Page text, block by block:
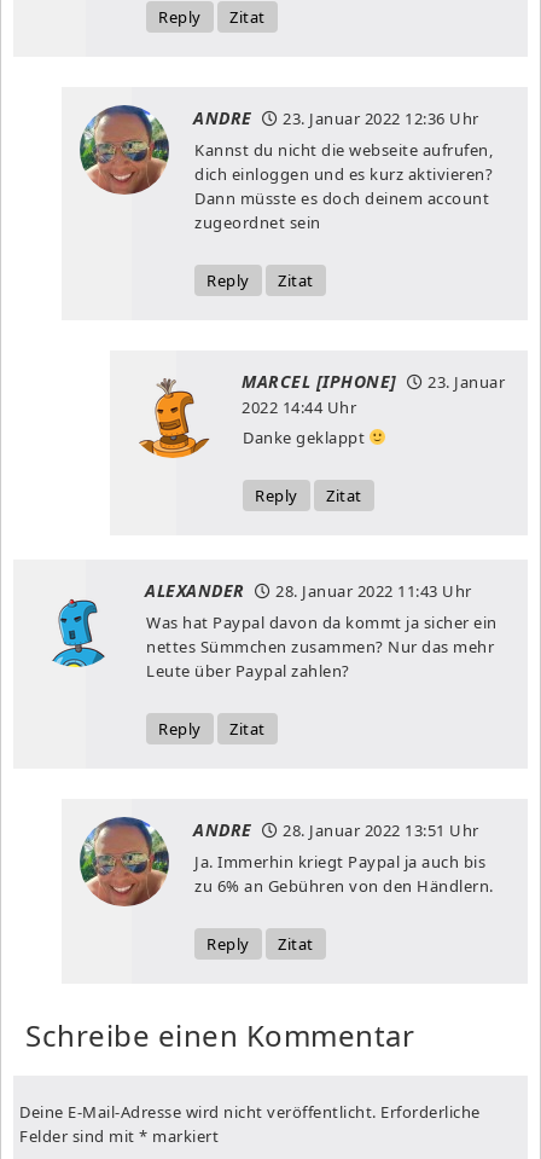
Reply Zitat
ANDRE 23. Januar 2022 12:36 Uhr
Kannst du nicht die webseite aufrufen,
dich einloggen und es kurz aktivieren?
Dann müsste es doch deinem account
zugeordnet sein
Reply Zitat
MARCEL [IPHONE]
23. Januar
2022 14:44 Uhr
Danke geklappt
Reply Zitat
ALEXANDER 28. Januar 2022 11:43 Uhr
Was hat Paypal davon da kommt ja sicher ein
nettes Sümmchen zusammen? Nur das mehr
Leute über Paypal zahlen?
Reply Zitat
ANDRE 28. Januar 2022 13:51 Uhr
Ja. Immerhin kriegt Paypal ja auch bis
zu 6% an Gebühren von den Händlern.
Reply Zitat
Schreibe einen Kommentar
Deine E-Mail-Adresse wird nicht veröffentlicht. Erforderliche
Felder sind mit * markiert